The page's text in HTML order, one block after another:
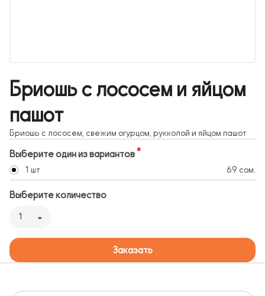
Бриошь с лососем и яйцом
пашот
Бриошь с лососем, свежим огурцом, рукколой и яйцом пашот
Выберите один из вариантов
1 шт 69 сом.
Выберите количество
1
Заказать